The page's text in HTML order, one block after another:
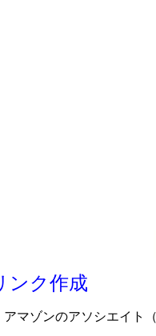
ンク作成
マゾンのアソシエイ